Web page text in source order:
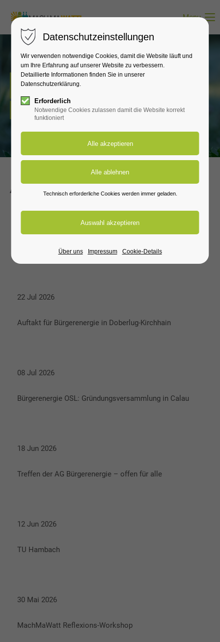
Menu
Veranstaltungen
Wo ist was geplant?
Alle Veranstaltungen in der Lausitz
Abschlusskonferenz 2027
22 Jul 2026
Auftakt für Bürgerenergie in Doberlug-Kirchhain
08 Jul 2026
Bürgerenergie OSL: Gründungsversammlung in Calau
18 Jun 2026
Treffen der AG Bürgerenergie – offen für alle
12 Jun 2026
TU Hambach
30 Mai 2026
MachMaWatt Reflexions-Workshop
Datenschutzeinstellungen
Wir verwenden notwendige Cookies, damit die Website läuft und
um Ihre Erfahrung auf unserer Website zu verbessern.
Detaillierte Informationen finden Sie in unserer
Datenschutzerklärung.
Erforderlich
Notwendige Cookies zulassen damit die Website korrekt
funktioniert
Technisch erforderliche Cookies werden immer geladen.
Über uns Impressum Cookie-Details